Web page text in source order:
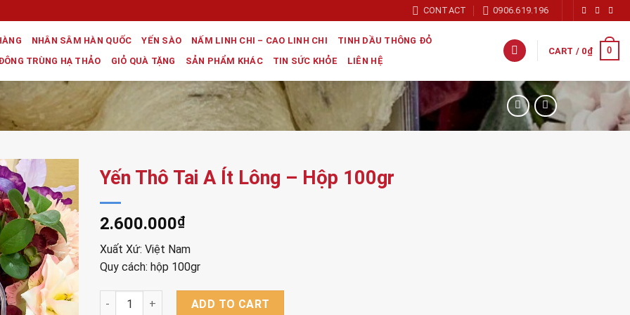
CONTACT 0906.619.196
NHÂN SÂM HÀN QUỐC YẾN SÀO NẤM LINH CHI – CAO LINH CHI
TINH DẦU THÔNG ĐỎ
TRÙNG HẠ THẢO GIỎ QUÀ TẶNG SẢN PHẨM KHÁC TIN SỨC KHỎE LIÊN HỆ
CART / 0₫ 0
Yến Thô Tai A Ít Lông – Hộp 100gr
2.600.000₫
Xuất Xứ: Việt Nam
Quy cách: hộp 100gr
Yến Thô Tai A Ít Lông - Hộp 100gr quantity
ADD TO CART